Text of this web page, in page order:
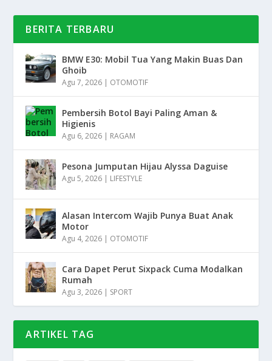
BERITA TERBARU
BMW E30: Mobil Tua Yang Makin Buas Dan
Ghoib
Agu 7, 2026 | OTOMOTIF
Pembersih Botol Bayi Paling Aman &
Higienis
Agu 6, 2026 | RAGAM
Pesona Jumputan Hijau Alyssa Daguise
Agu 5, 2026 | LIFESTYLE
Alasan Intercom Wajib Punya Buat Anak
Motor
Agu 4, 2026 | OTOMOTIF
Cara Dapet Perut Sixpack Cuma Modalkan
Rumah
Agu 3, 2026 | SPORT
ARTIKEL TAG